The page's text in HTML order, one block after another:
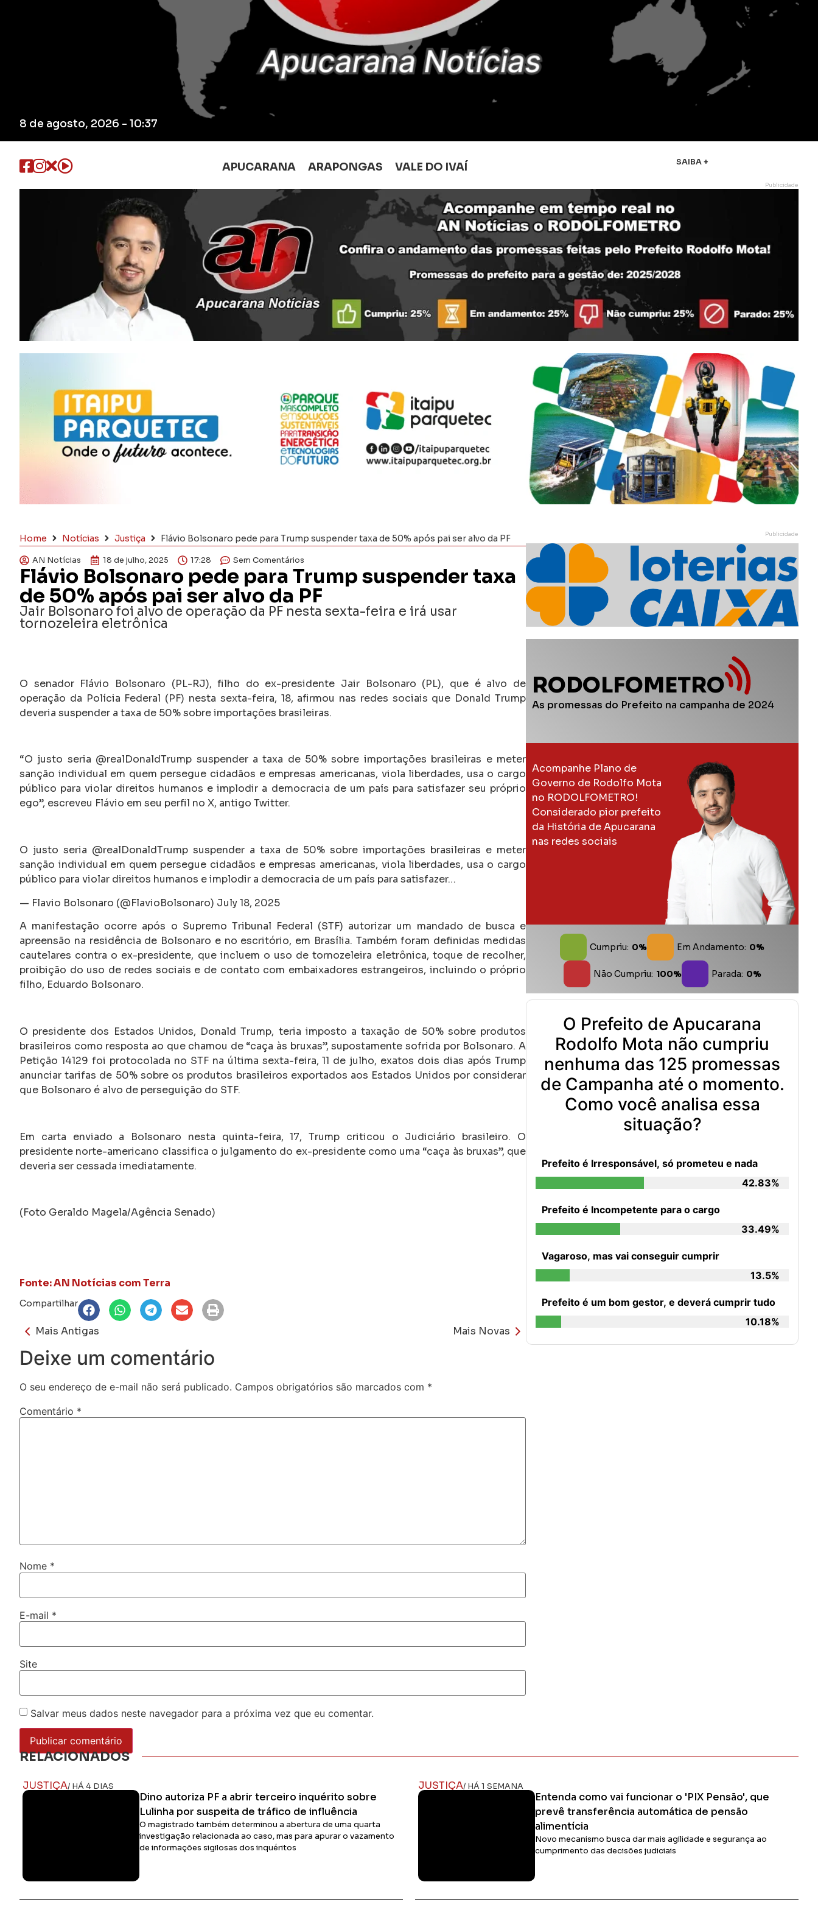
8 de agosto, 2026 - 10:37
APUCARANA ARAPONGAS VALE DO IVAÍ SAIBA +
Publicidade
Home Notícias Justiça Flávio Bolsonaro pede para Trump suspender taxa de 50% após pai ser alvo da PF
AN Notícias 18 de julho, 2025 17:28 Sem Comentários
Flávio Bolsonaro pede para Trump suspender taxa
de 50% após pai ser alvo da PF
Jair Bolsonaro foi alvo de operação da PF nesta sexta-feira e irá usar
tornozeleira eletrônica
O senador Flávio Bolsonaro (PL-RJ), filho do ex-presidente Jair Bolsonaro (PL), que é alvo de
operação da Polícia Federal (PF) nesta sexta-feira, 18, afirmou nas redes sociais que Donald Trump
deveria suspender a taxa de 50% sobre importações brasileiras.
“O justo seria @realDonaldTrump suspender a taxa de 50% sobre importações brasileiras e meter
sanção individual em quem persegue cidadãos e empresas americanas, viola liberdades, usa o cargo
público para violar direitos humanos e implodir a democracia de um país para satisfazer seu próprio
ego”, escreveu Flávio em seu perfil no X, antigo Twitter.
O justo seria @realDonaldTrump suspender a taxa de 50% sobre importações brasileiras e meter
sanção individual em quem persegue cidadãos e empresas americanas, viola liberdades, usa o cargo
público para violar direitos humanos e implodir a democracia de um país para satisfazer…
— Flavio Bolsonaro (@FlavioBolsonaro) July 18, 2025
A manifestação ocorre após o Supremo Tribunal Federal (STF) autorizar um mandado de busca e
apreensão na residência de Bolsonaro e no escritório, em Brasília. Também foram definidas medidas
cautelares contra o ex-presidente, que incluem o uso de tornozeleira eletrônica, toque de recolher,
proibição do uso de redes sociais e de contato com embaixadores estrangeiros, incluindo o próprio
filho, Eduardo Bolsonaro.
O presidente dos Estados Unidos, Donald Trump, teria imposto a taxação de 50% sobre produtos
brasileiros como resposta ao que chamou de “caça às bruxas”, supostamente sofrida por Bolsonaro. A
Petição 14129 foi protocolada no STF na última sexta-feira, 11 de julho, exatos dois dias após Trump
anunciar tarifas de 50% sobre os produtos brasileiros exportados aos Estados Unidos por considerar
que Bolsonaro é alvo de perseguição do STF.
Em carta enviado a Bolsonaro nesta quinta-feira, 17, Trump criticou o Judiciário brasileiro. O
presidente norte-americano classifica o julgamento do ex-presidente como uma “caça às bruxas”, que
deveria ser cessada imediatamente.
(Foto Geraldo Magela/Agência Senado)
Fonte: AN Notícias com Terra
Compartilhar
Mais Antigas Mais Novas
Deixe um comentário
O seu endereço de e-mail não será publicado. Campos obrigatórios são marcados com *
Comentário *
Nome *
E-mail *
Site
Salvar meus dados neste navegador para a próxima vez que eu comentar.
Publicidade
RODOLFOMETRO
As promessas do Prefeito na campanha de 2024
Acompanhe Plano de
Governo de Rodolfo Mota
no RODOLFOMETRO!
Considerado pior prefeito
da História de Apucarana
nas redes sociais
Cumpriu: 0% Em Andamento: 0%
Não Cumpriu: 100% Parada: 0%
O Prefeito de Apucarana
Rodolfo Mota não cumpriu
nenhuma das 125 promessas
de Campanha até o momento.
Como você analisa essa
situação?
Prefeito é Irresponsável, só prometeu e nada
42.83%
Prefeito é Incompetente para o cargo
33.49%
Vagaroso, mas vai conseguir cumprir
13.5%
Prefeito é um bom gestor, e deverá cumprir tudo
10.18%
RELACIONADOS
JUSTIÇA/ HÁ 4 DIAS
Dino autoriza PF a abrir terceiro inquérito sobre
Lulinha por suspeita de tráfico de influência
O magistrado também determinou a abertura de uma quarta
investigação relacionada ao caso, mas para apurar o vazamento
de informações sigilosas dos inquéritos
JUSTIÇA/ HÁ 1 SEMANA
Entenda como vai funcionar o 'PIX Pensão', que
prevê transferência automática de pensão
alimentícia
Novo mecanismo busca dar mais agilidade e segurança ao
cumprimento das decisões judiciais